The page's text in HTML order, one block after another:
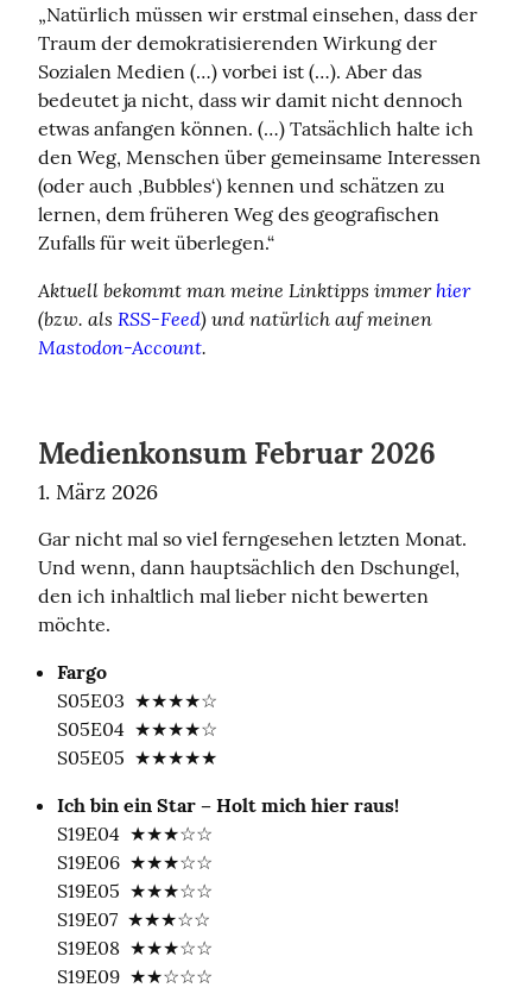
„Natürlich müssen wir erstmal einsehen, dass der
Traum der demokratisierenden Wirkung der
Sozialen Medien (…) vorbei ist (…). Aber das
bedeutet ja nicht, dass wir damit nicht dennoch
etwas anfangen können. (…) Tatsächlich halte ich
den Weg, Menschen über gemeinsame Interessen
(oder auch ‚Bubbles‘) kennen und schätzen zu
lernen, dem früheren Weg des geografischen
Zufalls für weit überlegen.“
Aktuell bekommt man meine Linktipps immer hier
(bzw. als RSS-Feed
Mastodon-Account.
Medienkonsum Februar 2026
1. März 2026
Gar nicht mal so viel ferngesehen letzten Monat.
Und wenn, dann hauptsächlich den Dschungel,
den ich inhaltlich mal lieber nicht bewerten
möchte.
Fargo
S05E03  ★★★★☆
S05E04  ★★★★☆
S05E05  ★★★★★
Ich bin ein Star – Holt mich hier raus!
S19E04  ★★★☆☆
S19E06  ★★★☆☆
S19E05  ★★★☆☆
S19E07  ★★★☆☆
S19E08  ★★★☆☆
S19E09  ★★☆☆☆